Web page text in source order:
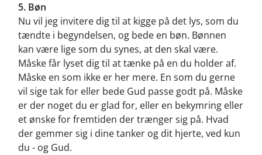
5. Bøn
Nu vil jeg invitere dig til at kigge på det lys, som du
tændte i begyndelsen, og bede en bøn. Bønnen
kan være lige som du synes, at den skal være.
Måske får lyset dig til at tænke på en du holder af.
Måske en som ikke er her mere. En som du gerne
vil sige tak for eller bede Gud passe godt på. Måske
er der noget du er glad for, eller en bekymring eller
et ønske for fremtiden der trænger sig på. Hvad
der gemmer sig i dine tanker og dit hjerte, ved kun
du - og Gud.